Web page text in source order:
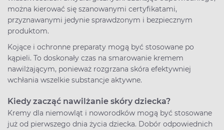
można kierować się szanowanymi certyfikatami,
przyznawanymi jedynie sprawdzonym i bezpiecznym
produktom.
Kojące i ochronne preparaty mogą być stosowane po
kąpieli. To doskonały czas na smarowanie kremem
nawilżającym, ponieważ rozgrzana skóra efektywniej
wchłania wszelkie substancje aktywne.
Kiedy zacząć nawilżanie skóry dziecka?
Kremy dla niemowląt i noworodków mogą być stosowane
już od pierwszego dnia życia dziecka. Dobór odpowiednich